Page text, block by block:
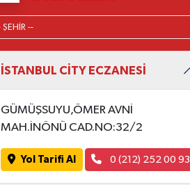
İSTANBUL CİTY ECZANESİ
GÜMÜŞSUYU,ÖMER AVNİ
MAH.İNÖNÜ CAD.NO:32/2
Yol Tarifi Al 0 (212) 252 00 93